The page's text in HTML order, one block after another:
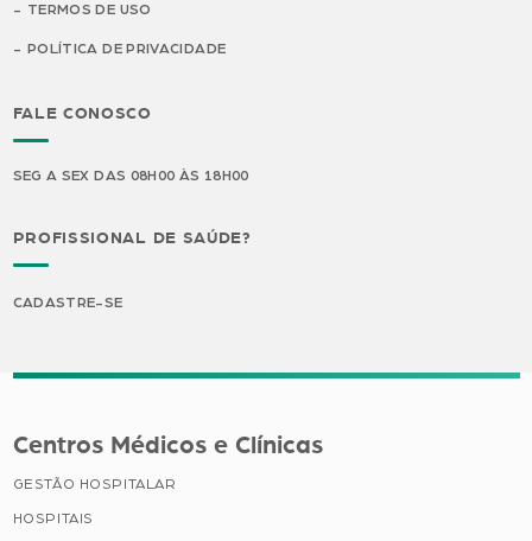
TERMOS DE USO
POLÍTICA DE PRIVACIDADE
FALE CONOSCO
SEG A SEX DAS 08H00 ÀS 18H00
PROFISSIONAL DE SAÚDE?
CADASTRE-SE
Centros Médicos e Clínicas
GESTÃO HOSPITALAR
HOSPITAIS